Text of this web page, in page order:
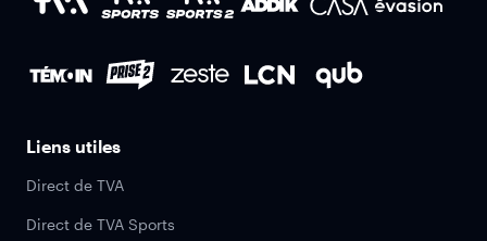
Liens utiles
Direct de TVA
Direct de TVA Sports